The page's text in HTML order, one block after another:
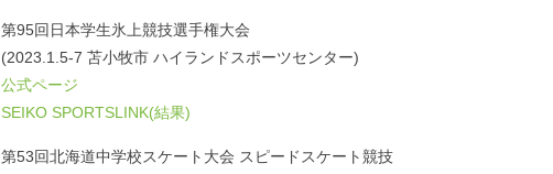
第95回日本学生氷上競技選手権大会
(2023.1.5-7 苫小牧市 ハイランドスポーツセンター)
公式ページ
SEIKO SPORTSLINK(結果)
第53回北海道中学校スケート大会 スピードスケート競技